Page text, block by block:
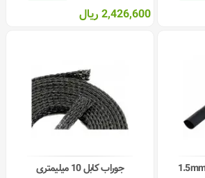
2,426,600 ریال
جوراب کابل 10 میلیمتری